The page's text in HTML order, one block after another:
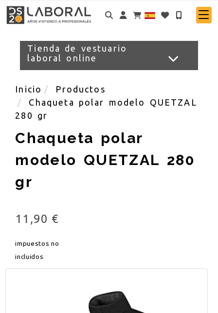
Identifícate
Tienda de vestuario
laboral online
Inicio
Productos
Chaqueta polar modelo QUETZAL
280 gr
Chaqueta polar
modelo QUETZAL 280
gr
11,90 €
impuestos no
incluidos